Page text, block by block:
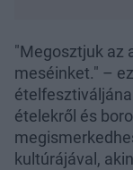
"Megosztjuk az
meséinket." –
ételekről és
kultúrájával,